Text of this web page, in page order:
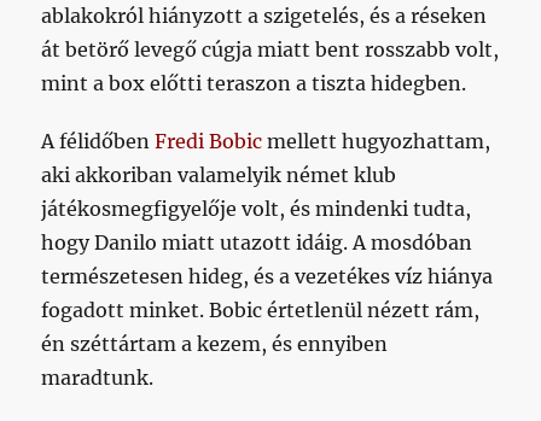
ablakokról hiányzott a szigetelés, és a réseken
át betörő levegő cúgja miatt bent rosszabb volt,
mint a box előtti teraszon a tiszta hidegben.
A félidőbenFredi Bobic mellett hugyozhattam,
aki akkoriban valamelyik német klub
játékosmegfigyelője volt, és mindenki tudta,
hogy Danilo miatt utazott idáig. A mosdóban
természetesen hideg, és a vezetékes víz hiánya
fogadott minket. Bobic értetlenül nézett rám,
én széttártam a kezem, és ennyiben
maradtunk.